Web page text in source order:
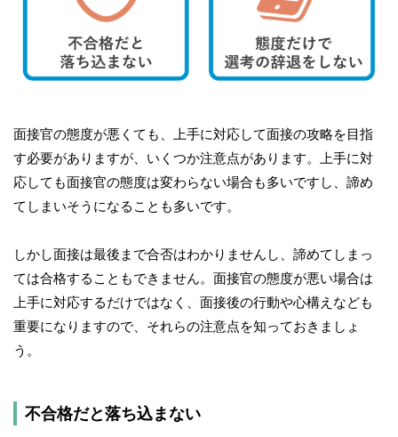
面接官の態度が悪くても、上手に対応して面接の攻略を目指
す必要がありますが、いくつか注意点があります。上手に対
応しても面接官の態度は変わらない場合も多いですし、諦め
てしまいそうになることも多いです。
しかし面接は最後まで合否はわかりませんし、諦めてしまっ
ては合格することもできません。面接官の態度が悪い場合は
上手に対応するだけではなく、面接後の行動や心構えなども
重要になりますので、それらの注意点を知っておきましょ
う。
不合格だと落ち込まない